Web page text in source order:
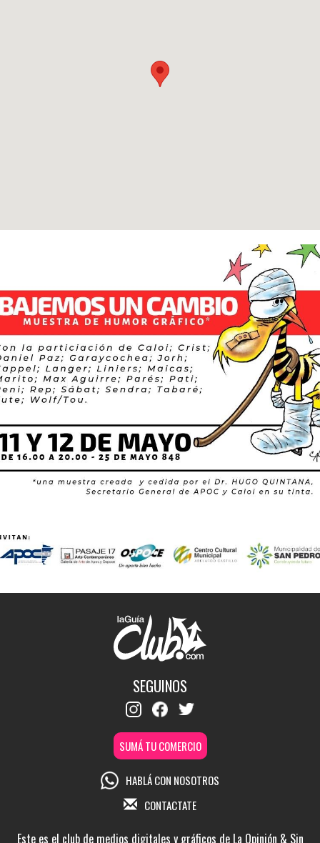
SEGUINOS
SUMÁ TU COMERCIO
HABLÁ CON NOSOTROS
CONTACTATE
Este es el club de medios digitales y gráficos de La Opinión & Sin